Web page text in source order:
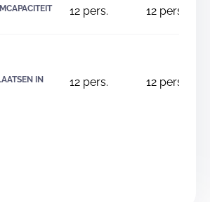
12 pers. 12pers.
IN 12 pers. 12pers.